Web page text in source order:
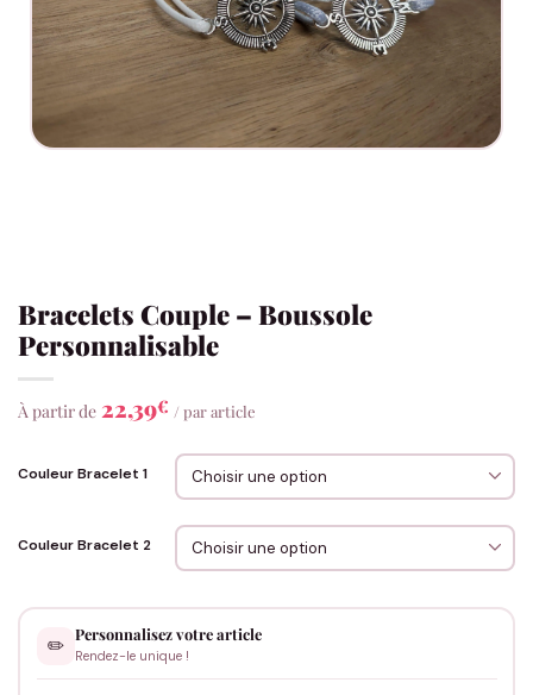
Bracelets Couple – Boussole
Personnalisable
À partir de 22,39€ / par article
Couleur Bracelet 1
Couleur Bracelet 2
✏️
Personnalisez votre article
Rendez-le unique !